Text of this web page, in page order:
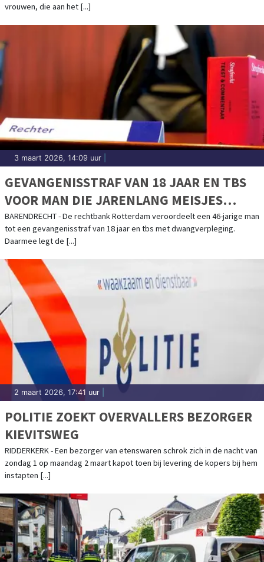
vrouwen, die aan het [...]
3 maart 2026, 14:09 uur
GEVANGENISSTRAF VAN 18 JAAR EN TBS
VOOR MAN DIE JARENLANG MEISJES
DROGEERDE EN MISBRUIKTE
BARENDRECHT - De rechtbank Rotterdam veroordeelt een 46-jarige man
tot een gevangenisstraf van 18 jaar en tbs met dwangverpleging.
Daarmee legt de [...]
2 maart 2026, 17:41 uur
POLITIE ZOEKT OVERVALLERS BEZORGER
KIEVITSWEG
RIDDERKERK - Een bezorger van etenswaren schrok zich in de nacht van
zondag 1 op maandag 2 maart kapot toen bij levering de kopers bij hem
instapten [...]